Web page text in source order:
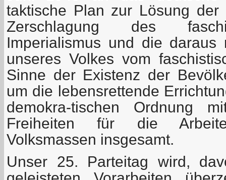
taktische Plan zur Lösung der
Zerschlagung des
Imperialismus und die daraus
unseres Volkes vom
Sinne der Existenz der
um die lebensrettende
demokra-tischen Ordnung
Freiheiten für die
Volksmassen insgesamt.
Unser 25. Parteitag wird,